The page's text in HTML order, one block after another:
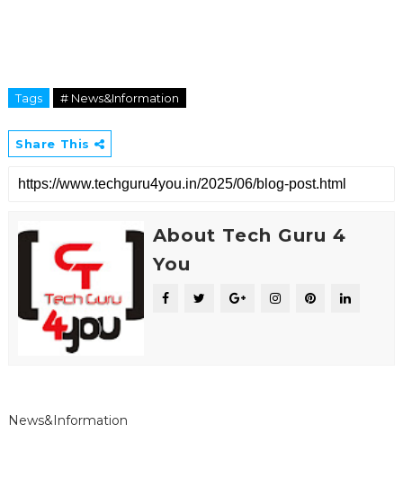
Tags # News&Information
Share This
About Tech Guru 4
You
News&Information